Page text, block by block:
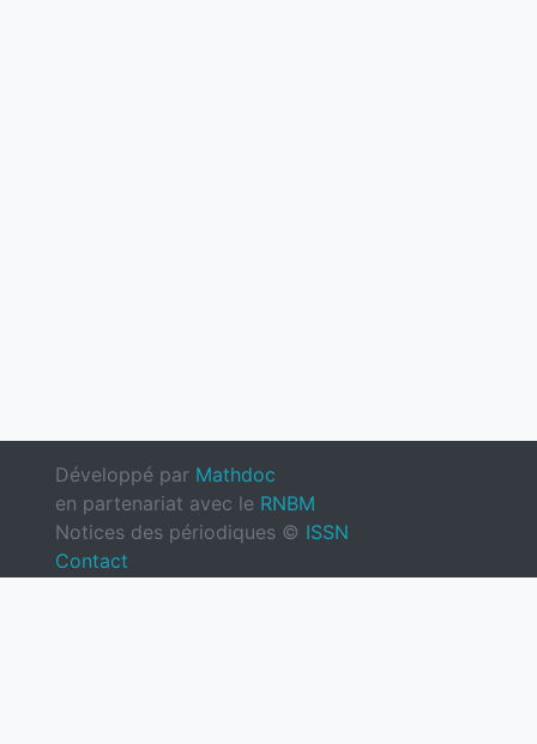
Développé par Mathdoc
en partenariat avec le RNBM
Notices des périodiques © ISSN
Contact